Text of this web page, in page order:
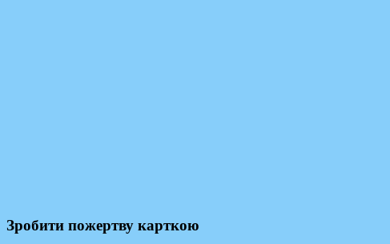
Зробити пожертву карткою